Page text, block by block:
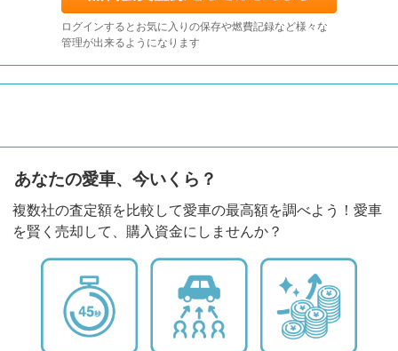
ログインするとお気に入りの保存や燃費記録など様々な
管理が出来るようになります
あなたの愛車、今いくら？
複数社の査定額を比較して愛車の最高額を調べよう！愛車
を賢く売却して、購入資金にしませんか？